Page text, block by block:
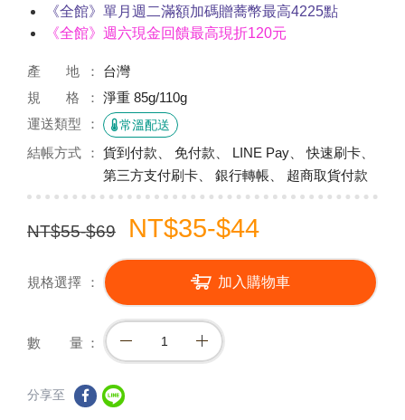
《全館》單月週二滿額加碼贈蕎幣最高4225點
《全館》週六現金回饋最高現折120元
產 地
台灣
規 格
淨重 85g/110g
運送類型
常溫配送
結帳方式
貨到付款、 免付款、 LINE Pay、 快速刷卡、
第三方支付刷卡、 銀行轉帳、 超商取貨付款
NT$55-$69 NT$35-$44
規格選擇 加入購物車
數 量
分享至